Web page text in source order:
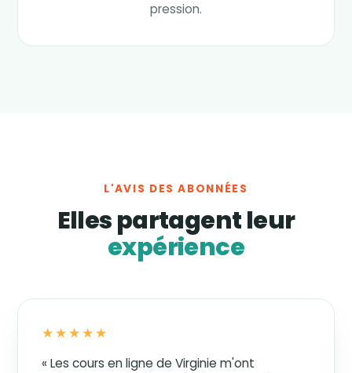
pression.
L'AVIS DES ABONNÉES
Elles partagent leur
expérience
★★★★★
« Les cours en ligne de Virginie m'ont